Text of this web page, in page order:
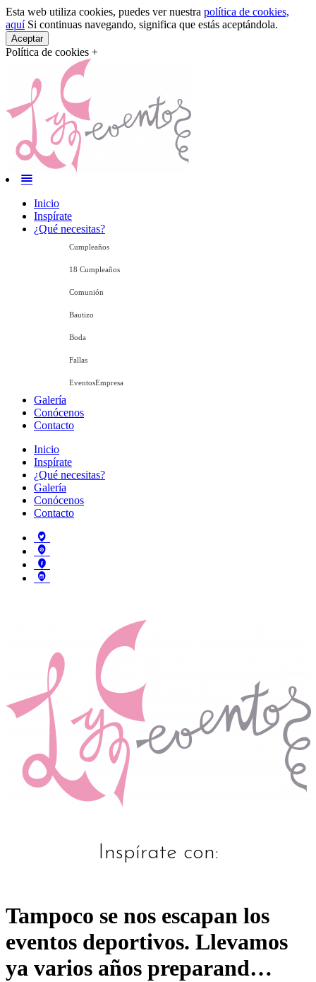
Esta web utiliza cookies, puedes ver nuestra política de cookies,
aquíSi continuas navegando, significa que estás aceptándola.
Aceptar
Política de cookies +
Inicio
Inspírate
¿Qué necesitas?
Cumpleaños
18 Cumpleaños
Comunión
Bautizo
Boda
Fallas
EventosEmpresa
Galería
Conócenos
Contacto
Inicio
Inspírate
¿Qué necesitas?
Galería
Conócenos
Contacto
Inspírate con:
Tampoco se nos escapan los
eventos deportivos. Llevamos
ya varios años preparand…